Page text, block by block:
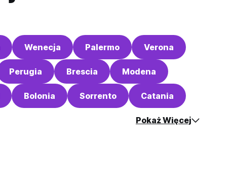
Wenecja Palermo Verona
Perugia Brescia Modena
Bolonia Sorrento Catania
Pokaż Więcej